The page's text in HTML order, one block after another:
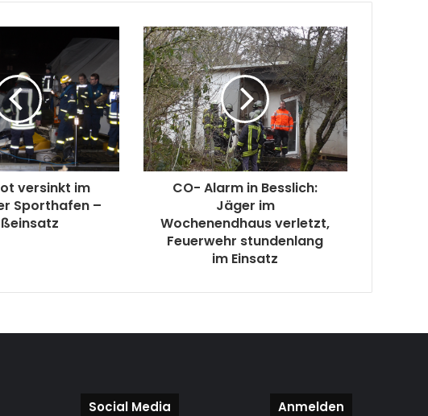
versinkt im
Sporthafen –
CO- Alarm in Besslich:
Jäger im
Wochenendhaus verletzt,
Feuerwehr stundenlang
im Einsatz
Social Media Anmelden